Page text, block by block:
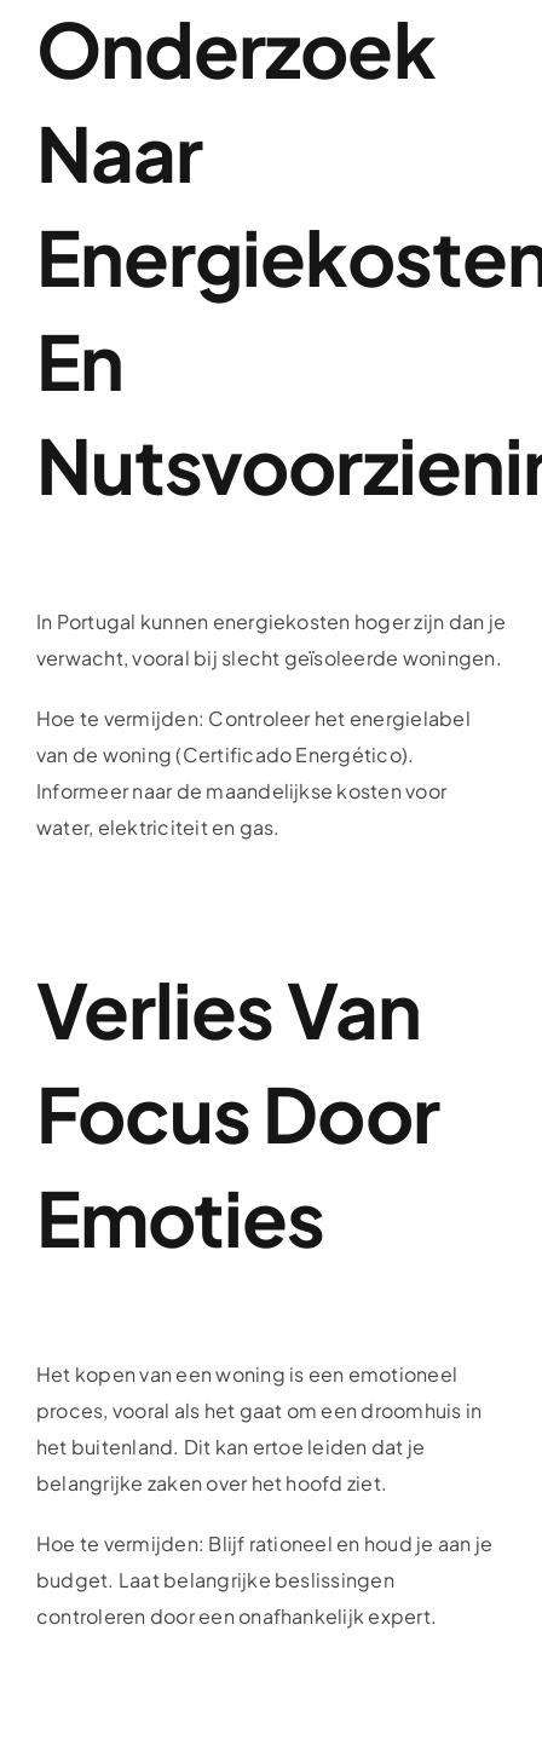
Onderzoek
Naar
En
In Portugal kunnen energiekosten hoger zijn dan je
verwacht, vooral bij slecht geïsoleerde woningen.
Hoe te vermijden: Controleer het energielabel
van de woning (Certificado Energético).
Informeer naar de maandelijkse kosten voor
water, elektriciteit en gas.
Verlies Van
Focus Door
Emoties
Het kopen van een woning is een emotioneel
proces, vooral als het gaat om een droomhuis in
het buitenland. Dit kan ertoe leiden dat je
belangrijke zaken over het hoofd ziet.
Hoe te vermijden: Blijf rationeel en houd je aan je
budget. Laat belangrijke beslissingen
controleren door een onafhankelijk expert.